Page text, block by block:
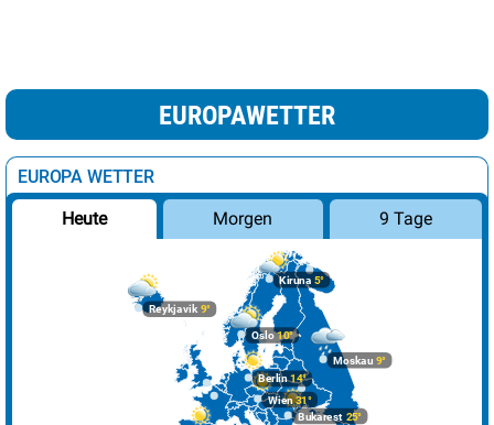
EUROPAWETTER
EUROPA WETTER
Heute Morgen 9 Tage
Bukarest25°
Wien31°
Moskau 9°
Reykjavik 9°
Kiruna 5°
Oslo10°
Berlin14°